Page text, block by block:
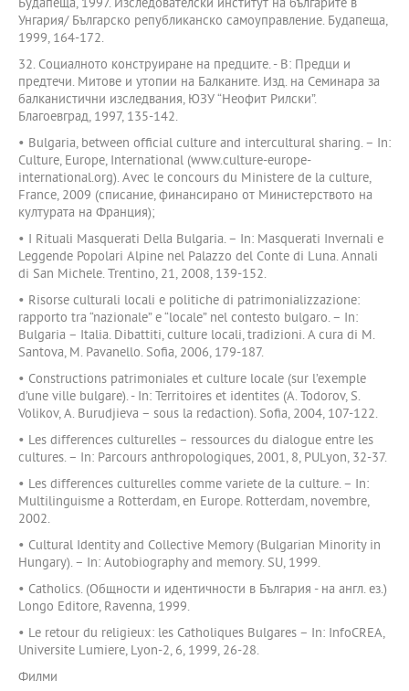
Будапеща, 1997. Изследователски институт на българите в
Унгария/ Българско републиканско самоуправление. Будапеща,
1999, 164-172.
32. Социалното конструиране на предците. - В: Предци и
предтечи. Митове и утопии на Балканите. Изд. на Семинара за
балканистични изследвания, ЮЗУ “Неофит Рилски”.
Благоевград, 1997, 135-142.
• Bulgaria, between official culture and intercultural sharing. – In:
Culture, Europe, International (www.culture-europe-
international.org). Avec le concours du Ministere de la culture,
France, 2009 (списание, финансирано от Министерството на
културата на Франция);
• I Rituali Masquerati Della Bulgaria. – In: Masquerati Invernali e
Leggende Popolari Alpine nel Palazzo del Conte di Luna. Annali
di San Michele. Trentino, 21, 2008, 139-152.
• Risorse culturali locali e politiche di patrimonializzazione:
rapporto tra “nazionale” e “locale” nel contesto bulgaro. – In:
Bulgaria – Italia. Dibattiti, culture locali, tradizioni. A cura di M.
Santova, M. Pavanello. Sofia, 2006, 179-187.
• Constructions patrimoniales et culture locale (sur l’exemple
d’une ville bulgare). - In: Territoires et identites (A. Todorov, S.
Volikov, A. Burudjieva – sous la redaction). Sofia, 2004, 107-122.
• Les differences culturelles – ressources du dialogue entre les
cultures. – In: Parcours anthropologiques, 2001, 8, PULyon, 32-37.
• Les differences culturelles comme variete de la culture. – In:
Multilinguisme a Rotterdam, en Europe. Rotterdam, novembre,
2002.
• Cultural Identity and Collective Memory (Bulgarian Minority in
Hungary). – In: Autobiography and memory. SU, 1999.
• Catholics. (Общности и идентичности в България - на англ. ез.)
Longo Editore, Ravenna, 1999.
• Le retour du religieux: les Catholiques Bulgares – In: InfoCREA,
Universite Lumiere, Lyon-2, 6, 1999, 26-28.
Филми